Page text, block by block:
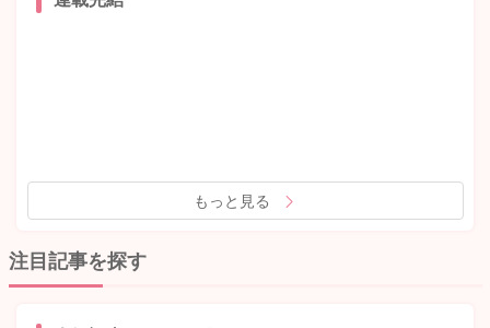
もっと見る
注目記事を探す